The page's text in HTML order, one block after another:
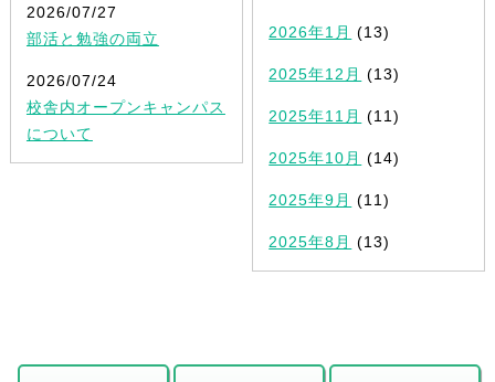
2026/07/27
部活と勉強の両立
2026/07/24
校舎内オープンキャンパス
について
2026年1月 (13)
2025年12月 (13)
2025年11月 (11)
2025年10月 (14)
2025年9月 (11)
2025年8月 (13)